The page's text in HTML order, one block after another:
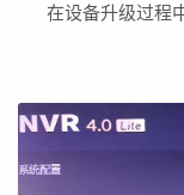
在设备升级过程中